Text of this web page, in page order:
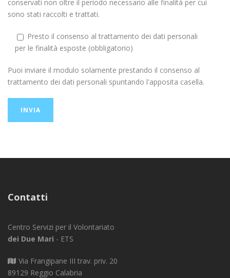
conservati non oltre il periodo necessario alle finalità per cui
sono stati raccolti e trattati.
Presto il consenso al trattamento dei dati personali
per le finalità esposte (obbligatorio)
Puoi inviare il modulo solamente prestando il consenso al
trattamento dei dati personali spuntando l'apposita casella.
Contatti
Centro Servizi per il Volontariato
dei Due Mari - ETS
Via Frangipane III trav. priv. 20
89129 Reggio Calabria